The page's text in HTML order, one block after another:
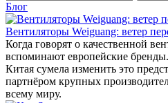
Блог
Вентиляторы Weiguang: ветер
Когда говорят о качественной
вспоминают европейские
Китая сумела изменить это
партнёром крупных
всему миру.